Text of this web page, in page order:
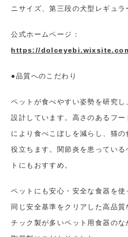
ニサイズ、第三段の犬型レギュラ
公式ホームページ：
https://
●品質へのこだわり
ペットが食べやすい姿勢を研究
設計しています。高さのあるフー
により食べこぼしを減らし、猫の
役立ちます。関節炎を患っている
トにもおすすめ。
ペットにも安心・安全な食器を使
同じ安全基準をクリアした高品質
チック製が多いペット用食器の